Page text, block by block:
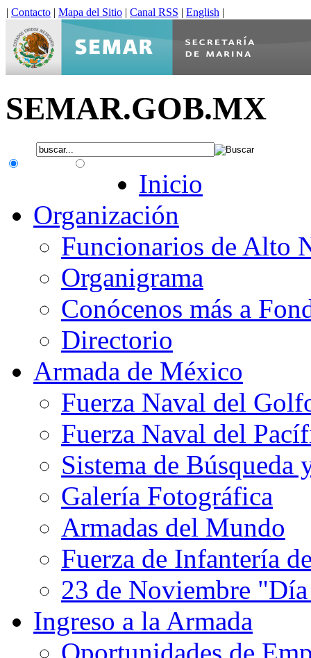
| Contacto | Mapa del Sitio | Canal RSS | English |
SEMAR.GOB.MX
Inicio
Organización
Funcionarios de Alto
Organigrama
Conócenos más a
Directorio
Armada de México
Fuerza Naval del
Fuerza Naval del
Sistema de Búsqueda
Galería Fotográfica
Armadas del Mundo
Fuerza de Infantería
23 de Noviembre
Ingreso a la Armada
Oportunidades de